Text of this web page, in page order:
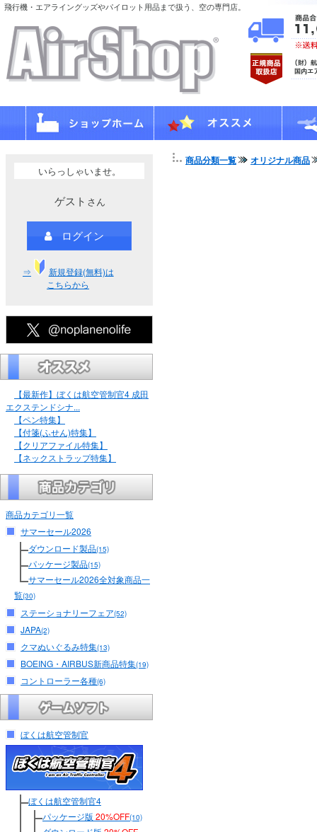
飛行機・エアライングッズやパイロット用品まで扱う、空の専門店。
いらっしゃいませ。
ゲスト さん
ログイン
⇒
新規登録(無料)は
こちらから
【最新作】ぼくは航空管制官4 成田
エクステンドシナ...
【ペン特集】
【付箋(ふせん)特集】
【クリアファイル特集】
【ネックストラップ特集】
商品カテゴリ一覧
サマーセール2026
ダウンロード製品(15)
パッケージ製品(15)
サマーセール2026全対象商品一
覧(30)
ステーショナリーフェア(52)
JAPA(2)
クマぬいぐるみ特集(13)
BOEING・AIRBUS新商品特集(19)
コントローラー各種(6)
ぼくは航空管制官
ぼくは航空管制官4
パッケージ版 20%OFF(10)
商品分類一覧 オリジナル商品